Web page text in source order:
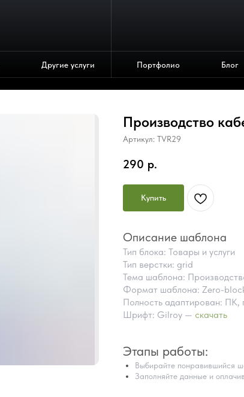
Другие услуги Портфолио Блог
Производство
Артикул: TVR29
290 р.
Купить
Описание шаблона
Тип блока: Товары и услуги
Тип верстки: grid
Тема шаблона:
Формат шаблона: Zero-
Полность адаптирован: ПК,
Шрифт: Gilroy — скачать
Этапы работы:
Выбирайте понравившийся
Заполняйте данные и